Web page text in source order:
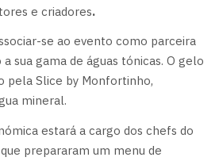
e criadores.
se ao evento como parceira
sua gama de águas tónicas. O gelo
pela Slice by Monfortinho,
mineral.
estará a cargo dos chefs do
prepararam um menu de